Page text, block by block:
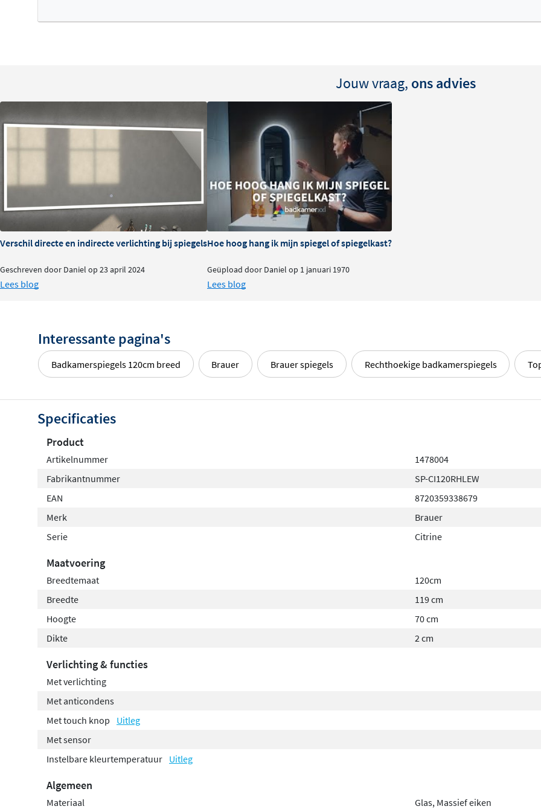
Jouw vraag, ons advies
Verschil directe en indirecte verlichting bij spiegels
Geschreven door Daniel op 23 april 2024
Lees blog
Hoe hoog hang ik mijn spiegel of spiegelkast?
Geüpload door Daniel op 1 januari 1970
Lees blog
Interessante pagina's
Badkamerspiegels 120cm breed Brauer Brauer spiegels Rechthoekige badkamerspiegels
Specificaties
Product
Artikelnummer
1478004
Fabrikantnummer
SP-CI120RHLEW
EAN
8720359338679
Merk
Brauer
Serie
Citrine
Maatvoering
Breedtemaat
120cm
Breedte
119 cm
Hoogte
70 cm
Dikte
2 cm
Verlichting & functies
Met verlichting
Met anticondens
Met touch knop
Uitleg
Met sensor
Instelbare kleurtemperatuur Uitleg
Algemeen
Materiaal Glas, Massief eiken